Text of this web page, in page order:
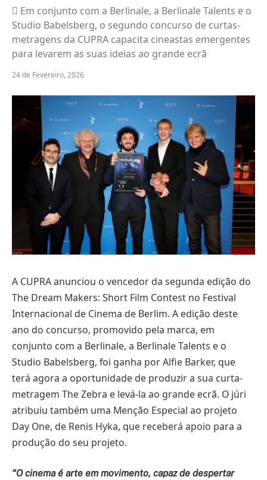
 Em conjunto com a Berlinale, a Berlinale Talents e o
Studio Babelsberg, o segundo concurso de curtas-
metragens da CUPRA capacita cineastas emergentes
para levarem as suas ideias ao grande ecrã
24 de Fevereiro, 2026
A CUPRA anunciou o vencedor da segunda edição do
The Dream Makers: Short Film Contest no Festival
Internacional de Cinema de Berlim. A edição deste
ano do concurso, promovido pela marca, em
conjunto com a Berlinale, a Berlinale Talents e o
Studio Babelsberg, foi ganha por Alfie Barker, que
terá agora a oportunidade de produzir a sua curta-
metragem The Zebra e levá-la ao grande ecrã. O júri
atribuiu também uma Menção Especial ao projeto
Day One, de Renis Hyka, que receberá apoio para a
produção do seu projeto.
“O cinema é arte em movimento, capaz de despertar